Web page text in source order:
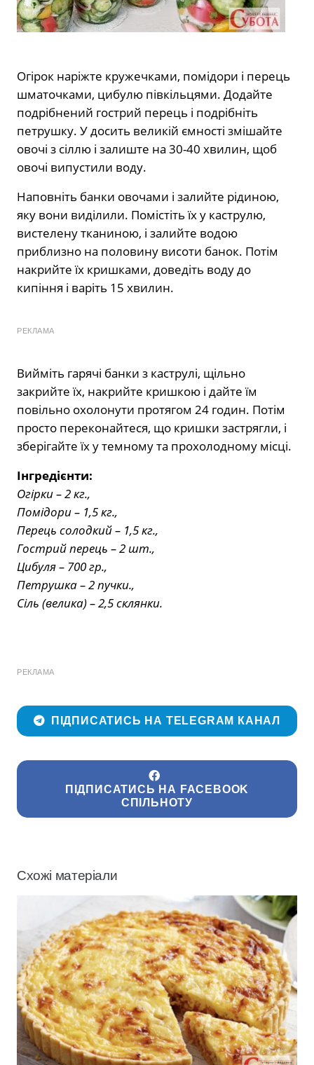
Огірок наріжте кружечками, помідори і перець
шматочками, цибулю півкільцями. Додайте
подрібнений гострий перець і подрібніть
петрушку. У досить великій ємності змішайте
овочі з сіллю і залиште на 30-40 хвилин, щоб
овочі випустили воду.
Наповніть банки овочами і залийте рідиною,
яку вони виділили. Помістіть їх у каструлю,
вистелену тканиною, і залийте водою
приблизно на половину висоти банок. Потім
накрийте їх кришками, доведіть воду до
кипіння і варіть 15 хвилин.
РЕКЛАМА
Вийміть гарячі банки з каструлі, щільно
закрийте їх, накрийте кришкою і дайте їм
повільно охолонути протягом 24 годин. Потім
просто переконайтеся, що кришки застрягли, і
зберігайте їх у темному та прохолодному місці.
Інгредієнти:
Огірки – 2 кг.,
Помідори – 1,5 кг.,
Перець солодкий – 1,5 кг.,
Гострий перець – 2 шт.,
Цибуля – 700 гр.,
Петрушка – 2 пучки.,
Сіль (велика) – 2,5 склянки.
РЕКЛАМА
ПІДПИСАТИСЬ НА TELEGRAM КАНАЛ
ПІДПИСАТИСЬ НА FACEBOOK
СПІЛЬНОТУ
Схожі матеріали